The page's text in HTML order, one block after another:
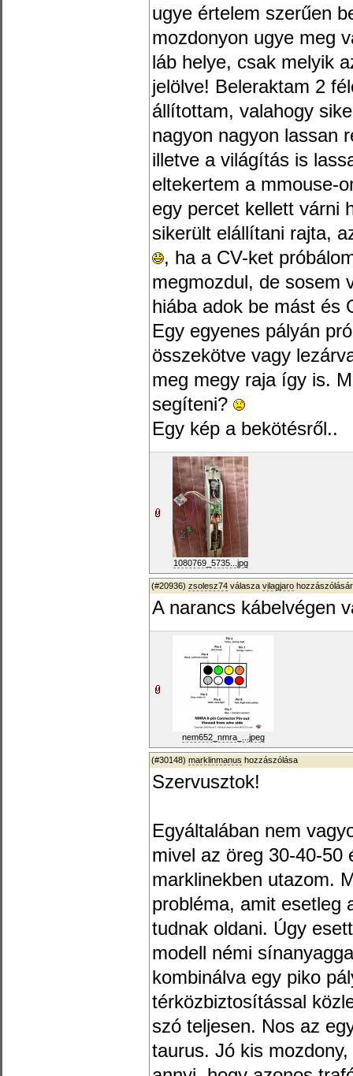
ugye értelem szerűen
mozdonyon ugye meg
láb helye, csak melyik
jelölve! Beleraktam 2
állítottam, valahogy
nagyon nagyon lassan
illetve a világítás is
eltekertem a mmouse-
egy percet kellett várni
sikerült elállítani rajta,
, ha a CV-ket
megmozdul, de sosem
hiába adok be mást és
Egy egyenes pályán
összekötve vagy
meg megy raja így is.
segíteni?
Egy kép a bekötésről..
1080769_5735...jpg
(#20936) zsolesz74 válasza vilagjaro
A narancs kábelvégen
nem652_nmra_...jpeg
(#30148) marklinmanus hozzászólása
Szervusztok!
Egyáltalában nem
mivel az öreg 30-40-50
marklinekben utazom.
probléma, amit esetleg
tudnak oldani. Úgy
modell némi
kombinálva egy piko
térközbiztosítással
szó teljesen. Nos az
taurus. Jó kis